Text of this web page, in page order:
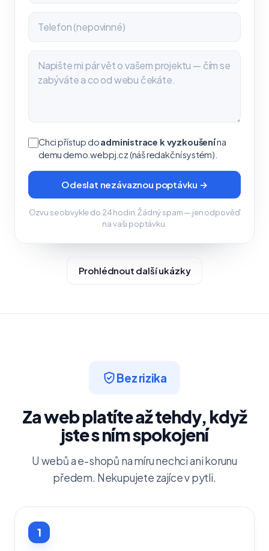
Chci přístup doadministrace k vyzkoušenína
demu demo.webpj.cz (náš redakční systém).
Odeslat nezávaznou poptávku →
Ozvu se obvykle do 24 hodin. Žádný spam — jen odpověď
na vaši poptávku.
Prohlédnout další ukázky
Bez rizika
Za web platíte až tehdy, když
jste s ním spokojení
U webů a e-shopů na míru nechci ani korunu
předem. Nekupujete zajíce v pytli.
1